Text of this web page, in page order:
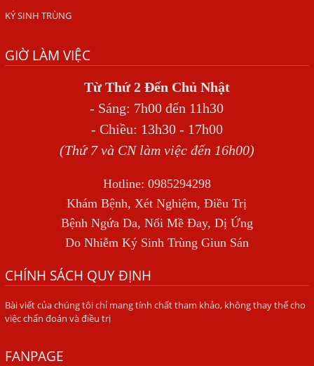
SÁN TRONG NÃO GÂY RA CÁC TRIỆU CHỨNG NHƯ TÂM
Địa Chỉ Điều Trị Bệnh Sán Dây Uy Tín Tại Hà Nội
TỔNG QUAN VỀ NHIỄM GIUN LƯƠN
Đầu Hàng Vì Trị Nhiều Lần Không Khỏi
NHIỄM TRÙNG NÃO DO AMIP, VIÊM MÀNG NÃO DO AMIP
NGUYÊN PHÁT
BÍ QUYẾT GIÚP ĐƯỜNG RUỘT KHỎE LẠI
Trị Bệnh Hôi Miệng Do Nhiễm Ký Sinh Trùng Giun Sán
Có Nên Quá Lo Lắng Khi Bị Ngứa Kéo Dài Do Nhiễm Giun
Đũa Chó Mèo?
KÝ SINH TRÙNG
GIỜ LÀM VIỆC
Từ Thứ 2 Đến Chủ Nhật
- Sáng: 7h00 đến 11h30
- Chiều: 13h30 - 17h00
(Thứ 7 và CN làm việc đến 16h00)
Hotline: 0985294298
Khám Bệnh, Xét Nghiệm, Điều Trị
Bệnh Ngứa Da, Nổi Mề Đay, Dị Ứng
Do Nhiễm Ký Sinh Trùng Giun Sán
CHÍNH SÁCH QUY ĐỊNH
Bài viết của chúng tôi chỉ mang tính chất tham khảo, không thay thế cho
việc chẩn đoán và điều trị
FANPAGE